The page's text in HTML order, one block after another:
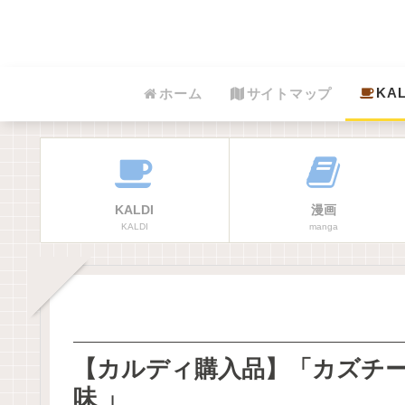
ホーム サイトマップ
KALDI
KALDI
漫画
manga
【カルディ購入品】「カズ
味 」